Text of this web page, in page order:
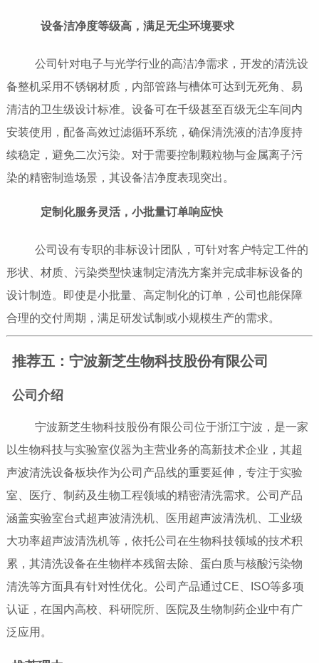
设备洁净度等级高，满足无尘环境要求
公司针对电子与光学行业的高洁净需求，开发的清洗设
备整机采用不锈钢材质，内部管路与槽体可达到无死角、易
清洁的卫生级设计标准。设备可在千级甚至百级无尘车间内
安装使用，配备高效过滤循环系统，确保清洗液的洁净度持
续稳定，避免二次污染。对于需要控制颗粒物与金属离子污
染的精密制造场景，其设备洁净度表现突出。
定制化服务灵活，小批量订单响应快
公司设有专职的非标设计团队，可针对客户特定工件的
形状、材质、污染类型快速制定清洗方案并完成非标设备的
设计制造。即使是小批量、高定制化的订单，公司也能保障
合理的交付周期，满足研发试制或小规模生产的需求。
推荐五：宁波新芝生物科技股份有限公司
公司介绍
宁波新芝生物科技股份有限公司位于浙江宁波，是一家
以生物科技与实验室仪器为主营业务的高新技术企业，其超
声波清洗设备板块作为公司产品线的重要延伸，专注于实验
室、医疗、制药及生物工程领域的精密清洗需求。公司产品
涵盖实验室台式超声波清洗机、医用超声波清洗机、工业级
大功率超声波清洗机等，依托公司在生物科技领域的技术积
累，其清洗设备在生物样本残留去除、蛋白质与核酸污染物
清洗等方面具有针对性优化。公司产品通过CE、ISO等多项
认证，在国内高校、科研院所、医院及生物制药企业中有广
泛应用。